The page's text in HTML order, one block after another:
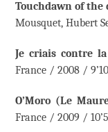
Touchdawn of the
Mousquet, Hubert
Je criais contre
France / 2008 / 9’10
O’Moro (Le
France / 2009 /